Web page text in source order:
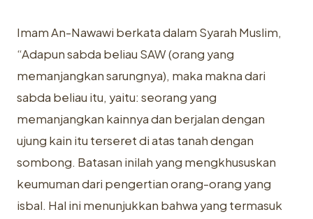
Imam An-Nawawi berkata dalam Syarah Muslim,
“Adapun sabda beliau SAW (orang yang
memanjangkan sarungnya), maka makna dari
sabda beliau itu, yaitu: seorang yang
memanjangkan kainnya dan berjalan dengan
ujung kain itu terseret di atas tanah dengan
sombong. Batasan inilah yang mengkhususkan
keumuman dari pengertian orang-orang yang
isbal. Hal ini menunjukkan bahwa yang termasuk